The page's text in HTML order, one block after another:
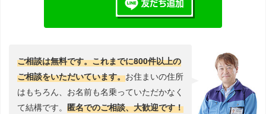
ご相談は無料です。これまでに800件以上の
ご相談をいただいています。お住まいの住所
はもちろん、お名前も名乗っていただかなく
て結構です。 匿名でのご相談、大歓迎です！